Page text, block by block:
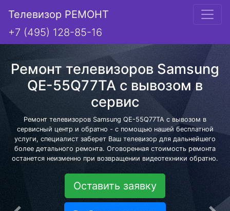
Телевизор РЕМОНТ
+7 (495) 128-85-16
Ремонт телевизоров Samsung
QE-55Q77TA с вывозом в
сервис
Ремонт телевизоров Samsung QE-55Q77TA с вывозом в
сервисный центр и обратно - с помощью нашей бесплатной
услуги, специалист заберет Ваш телевизор для дальнейшего
более детального ремонта. Оговоренная стоимость ремонта
останется неизменно при возвращении видеотехники обратно.
Оставить заявку